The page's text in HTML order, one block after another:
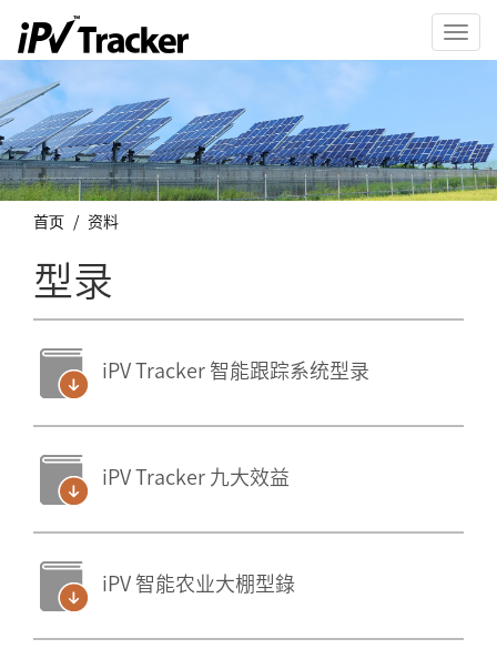
首页 资料
型录
iPV Tracker 智能跟踪系统型录
iPV Tracker 九大效益
iPV 智能农业大棚型錄